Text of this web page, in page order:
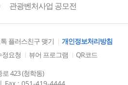
관광벤처사업 공모전
플러스친구 맺기
개인정보처리방침
정요청 뷰어 프로그램
QR코드
423 (청학동)